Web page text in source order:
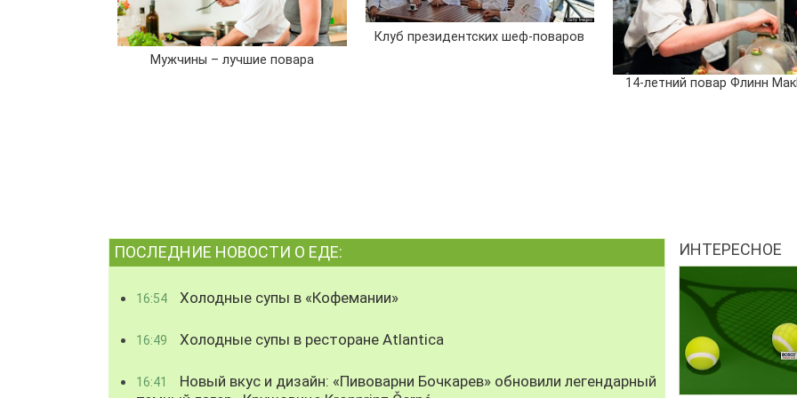
Мужчины – лучшие повара
Клуб президентских шеф-поваров
14-летний повар Флинн
ПОСЛЕДНИЕ НОВОСТИ О ЕДЕ:
16:54 Холодные супы в «Кофемании»
16:49 Холодные супы в ресторане Atlantica
16:41
Новый вкус и дизайн: «Пивоварни Бочкарев» обновили легендарный
ИНТЕРЕСНОЕ